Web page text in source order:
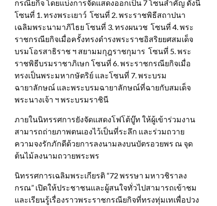
กรณียกิจ โดยแบ่งการจัดแสดงออกเป็น 7 โซนสำคัญ ดังนี้
โซนที่ 1. ทรงพระเยาว์ โซนที่ 2. พระราชพิธีสถาปนา
เฉลิมพระนามาภิไธย โซนที่ 3. ทรงผนวช โซนที่ 4. พระ
ราชกรณียกิจเมื่อครั้งทรงดำรงพระราชอิสริยยศสมเด็จ
บรมโอรสาธิราช ฯ สยามมกุฎราชกุมาร โซนที่ 5. พระ
ราชพิธีบรมราชาภิเษก โซนที่ 6. พระราชกรณียกิจเมื่อ
ทรงเป็นพระมหากษัตริย์ และโซนที่ 7. พระบรม
ฉายาลักษณ์ และพระบรมฉายาลักษณ์ที่ฉายกับสมเด็จ
พระนางเจ้า ฯ พระบรมราชินี
ภายในนิทรรศการยังจัดแสดงโฟโต้บู๊ท ให้ผู้เข้าร่วมงาน
สามารถถ่ายภาพตนเองไว้เป็นที่ระลึก และร่วมถวาย
ความจงรักภักดีด้วยการลงนามลงบนบัตรอวยพร ณ จุด
ต้นไม้ลงนามถวายพระพร
นิทรรศการเฉลิมพระเกียรติ “72 พรรษา มหาวชิราลง
กรณ” เปิดให้ประชาชนและผู้สนใจทั่วไปสามารถเข้าชม
และเรียนรู้เรื่องราวพระราชกรณียกิจที่ทรงทุ่มเทเพื่อปวง